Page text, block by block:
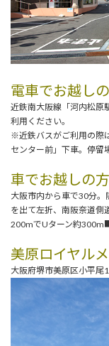
電車でお越し
近鉄南大阪線「河内松原
利用ください。
※近鉄バスがご利用の際
センター前」下車。停留
車でお越しの
大阪市内から車で30分。
を出て左折、南阪奈道側
200mでUターン約
美原ロイヤル
大阪府堺市美原区小平尾